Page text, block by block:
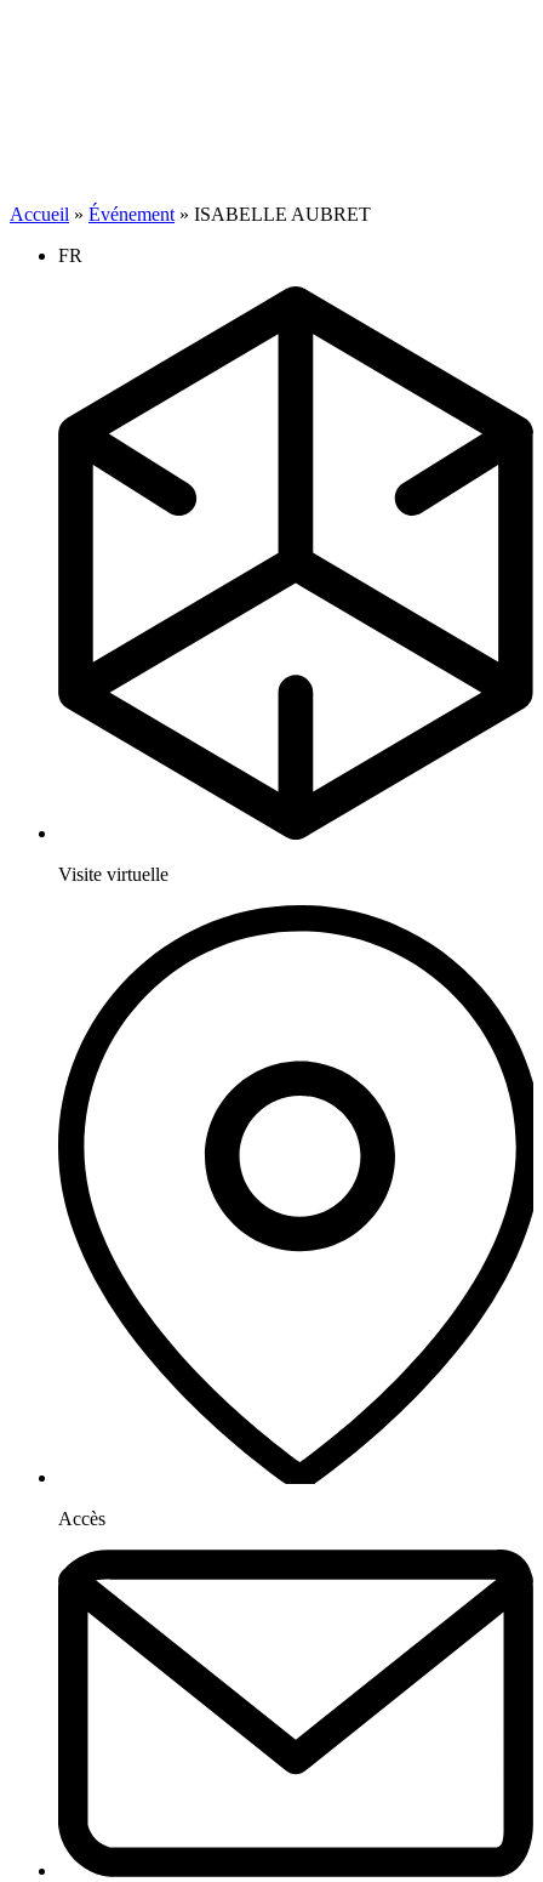
Accueil » Événement » ISABELLE AUBRET
FR
Visite virtuelle
Accès